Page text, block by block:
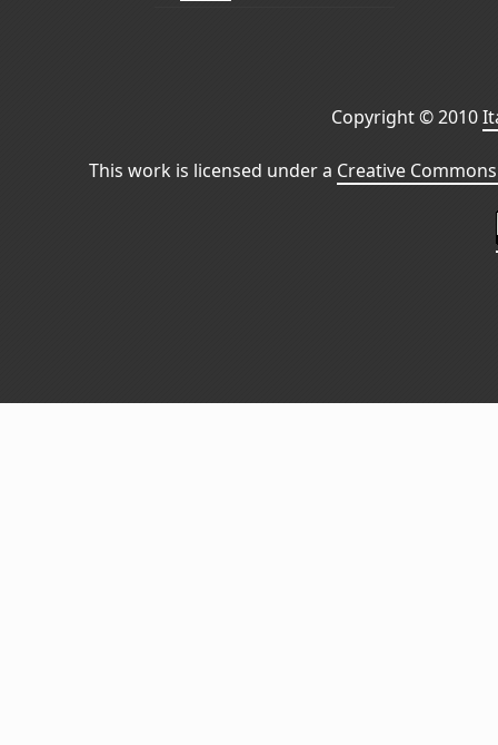
Copyright © 2010
This work is licensed under a Creative